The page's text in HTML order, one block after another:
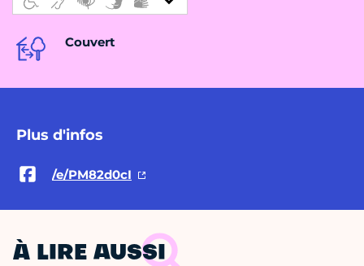
Couvert
Plus d'infos
/e/PM82d0cI
À LIRE AUSSI